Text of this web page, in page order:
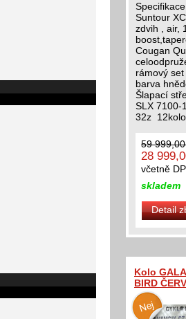
Suntour
zdvih , air,
Cougan
rámový
barva
Šlapací
SLX 7100-
32z
59
28
včetně
skladem
Detail
Kolo
BIRD